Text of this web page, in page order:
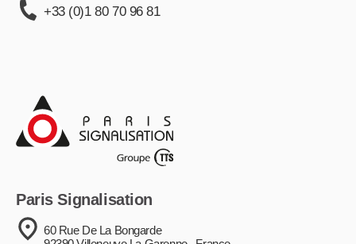
+33 (0)1 80 70 96 81
Paris Signalisation
60 Rue De La Bongarde